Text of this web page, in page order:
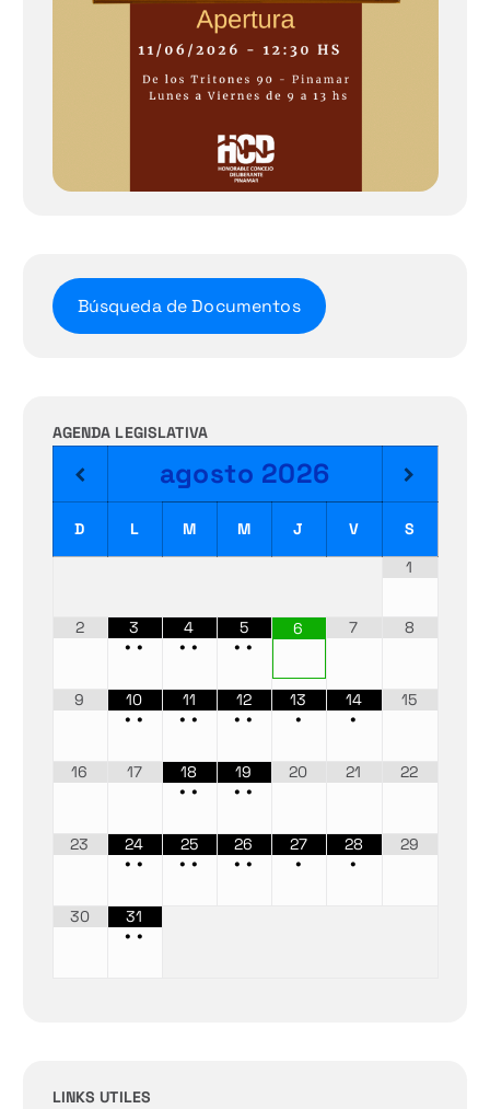
Búsqueda de Documentos
AGENDA LEGISLATIVA
agosto 2026
D L M M J V
S
1
2
3
••
4
••
5
••
6 7 8
9
10
••
11
••
12
••
13
•
14
•
15
16 17
18
••
19
••
20 21 22
23
24
••
25
••
26
••
27
•
28
•
29
30
31
••
LINKS UTILES